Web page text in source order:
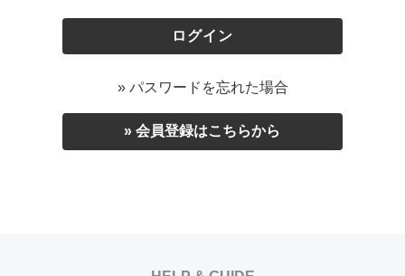
» パスワードを忘れた場合
» 会員登録はこちらから